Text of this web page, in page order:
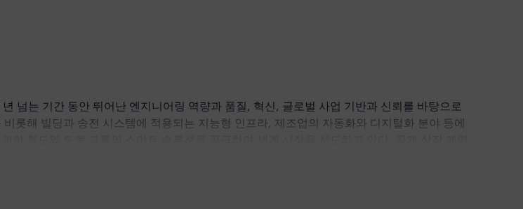
넘는 기간 동안 뛰어난 엔지니어링 역량과 품질, 혁신, 글로벌 사업 기반과 신뢰를 바탕으로
롯해 빌딩과 송전 시스템에 적용되는 지능형 인프라, 제조업의 자동화와 디지털화 분야 등에
업으로써 지멘스는 의료기술·디지털 헬스케어 서비스와, 해상 및 육상풍력발전을 위한 친환